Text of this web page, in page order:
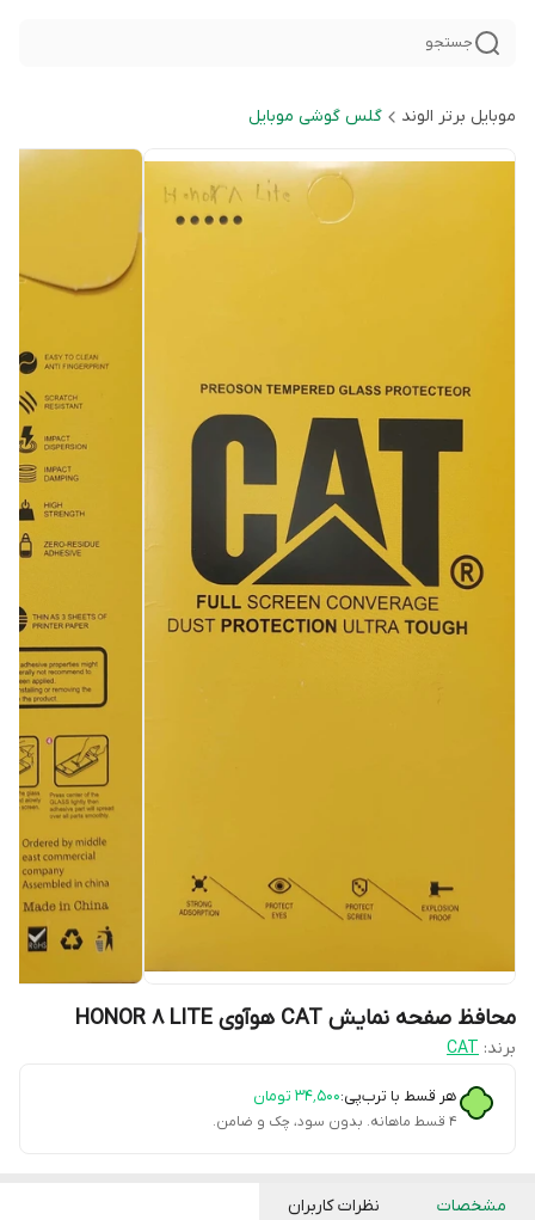
جستجو
موبایل برتر الوند گلس گوشی موبایل
محافظ صفحه نمایش CAT هوآوی HONOR 8 LITE
برند: CAT
هر قسط با ترب‌پی:۳۴٬۵۰۰ تومان
۴ قسط ماهانه. بدون سود، چک و ضامن.
مشخصات نظرات کاربران